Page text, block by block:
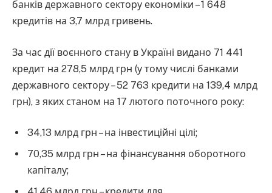
банків державного сектору економіки – 1 648
кредитів на 3,7 млрд гривень.
За час дії воєнного стану в Україні видано 71 441
кредит на 278,5 млрд грн (у тому числі банками
державного сектору – 52 763 кредити на 139,4 млрд
грн), з яких станом на 17 лютого поточного року:
34,13 млрд грн – на інвестиційні цілі;
70,35 млрд грн – на фінансування оборотного
капіталу;